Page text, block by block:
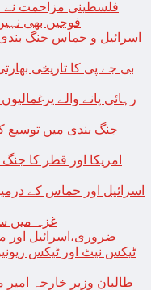
فلسطینی مزاحمت نے
فوجیں بھی
بی جے پی کا تاریخی
رہائی پانے والے
جنگ بندی میں توسیع
امریکا اور قطر کا
اسرائیل اور حماس کے
غزہ میں
ضروری،اسرائیل اور
ٹیکس نیٹ اور ٹیکس
طالبان وزیر خارجہ